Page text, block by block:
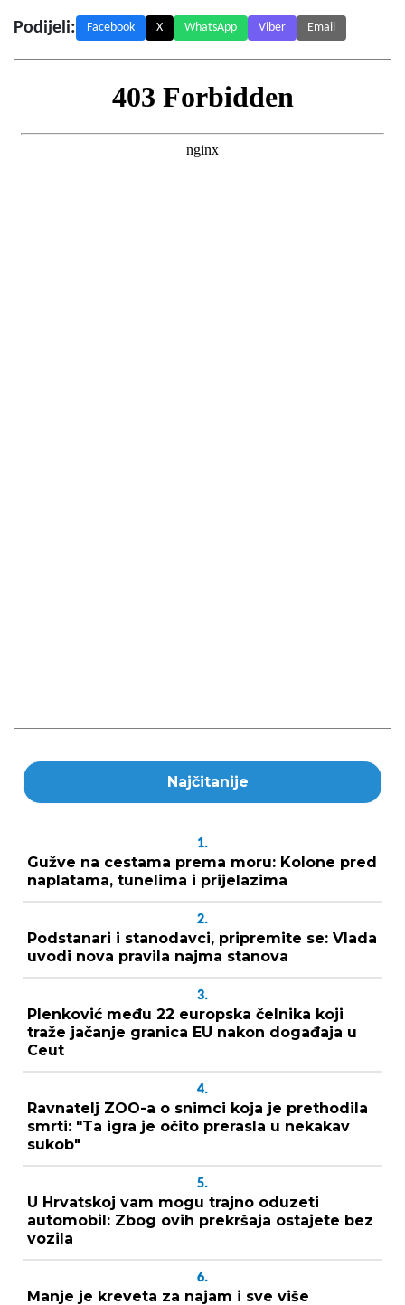
Podijeli: Facebook X WhatsApp Viber Email
Najčitanije
1.
Gužve na cestama prema moru: Kolone pred
naplatama, tunelima i prijelazima
2.
Podstanari i stanodavci, pripremite se: Vlada
uvodi nova pravila najma stanova
3.
Plenković među 22 europska čelnika koji
traže jačanje granica EU nakon događaja u
Ceut
4.
Ravnatelj ZOO-a o snimci koja je prethodila
smrti: "Ta igra je očito prerasla u nekakav
sukob"
5.
U Hrvatskoj vam mogu trajno oduzeti
automobil: Zbog ovih prekršaja ostajete bez
vozila
6.
Manje je kreveta za najam i sve više